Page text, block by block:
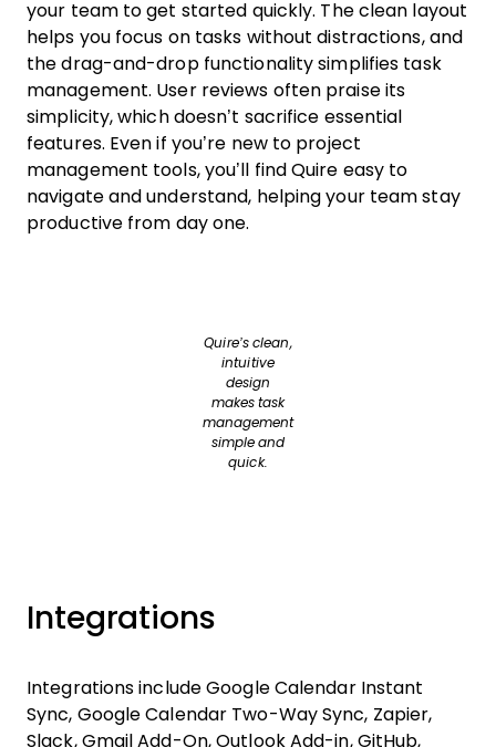
your team to get started quickly. The clean layout
helps you focus on tasks without distractions, and
the drag-and-drop functionality simplifies task
management. User reviews often praise its
simplicity, which doesn’t sacrifice essential
features. Even if you’re new to project
management tools, you’ll find Quire easy to
navigate and understand, helping your team stay
productive from day one.
Quire’s clean,
intuitive
design
makes task
management
simple and
quick.
Integrations
Integrations include Google Calendar Instant
Sync, Google Calendar Two-Way Sync, Zapier,
Slack, Gmail Add-On, Outlook Add-in, GitHub,